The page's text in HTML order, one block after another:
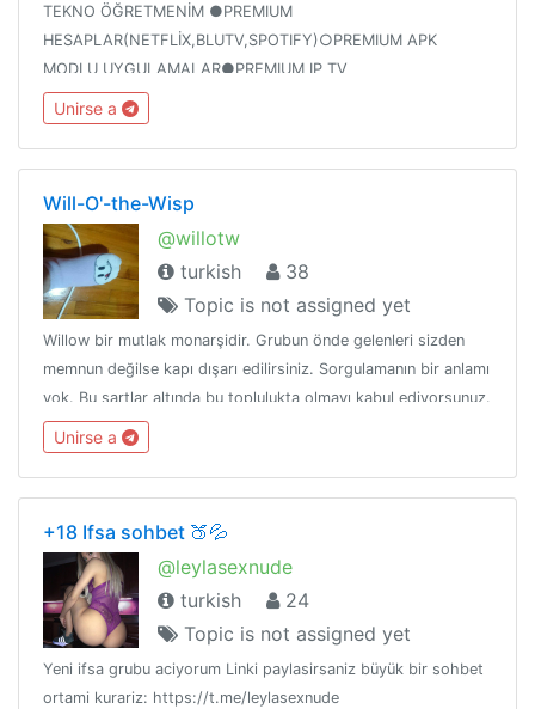
TEKNO ÖĞRETMENİM ●PREMIUM
HESAPLAR(NETFLİX,BLUTV,SPOTIFY)○PREMIUM APK
MODLU UYGULAMALAR●PREMIUM IP TV
PAYLAŞIMLARI○BEDAVA İNTERNET PAYLAŞIMLARI●SÜPRİZ
NOKTA,ÇARK HİLESİ○HİLE PAYLAŞIMLARIVE DAHA FAZLASI
BU KANALDA KATILMAYI UNUTMAYINIZ...
Unirse a
Will-O'-the-Wisp
@willotw
turkish
38
Topic is not assigned yet
Willow bir mutlak monarşidir. Grubun önde gelenleri sizden
memnun değilse kapı dışarı edilirsiniz. Sorgulamanın bir anlamı
yok. Bu şartlar altında bu toplulukta olmayı kabul ediyorsunuz.
Unirse a
+18 Ifsa sohbet 🍑💦
@leylasexnude
turkish
24
Topic is not assigned yet
Yeni ifsa grubu aciyorum Linki paylasirsaniz büyük bir sohbet
ortami kurariz: https://t.me/leylasexnude